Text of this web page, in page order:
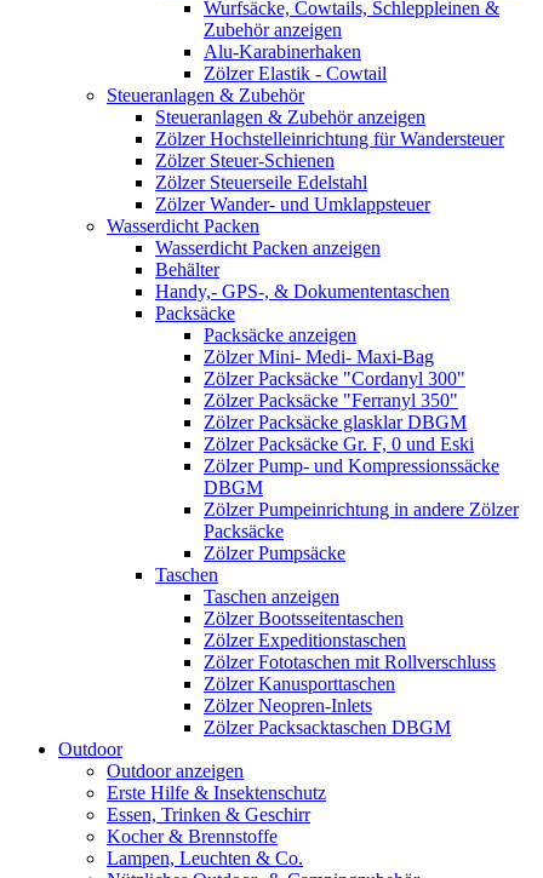
Wurfsäcke, Cowtails, Schleppleinen &
Zubehör anzeigen
Alu-Karabinerhaken
Zölzer Elastik - Cowtail
Steueranlagen & Zubehör
Steueranlagen & Zubehör anzeigen
Zölzer Hochstelleinrichtung für Wandersteuer
Zölzer Steuer-Schienen
Zölzer Steuerseile Edelstahl
Zölzer Wander- und Umklappsteuer
Wasserdicht Packen
Wasserdicht Packen anzeigen
Behälter
Handy,- GPS-, & Dokumententaschen
Packsäcke
Packsäcke anzeigen
Zölzer Mini- Medi- Maxi-Bag
Zölzer Packsäcke "Cordanyl 300"
Zölzer Packsäcke "Ferranyl 350"
Zölzer Packsäcke glasklar DBGM
Zölzer Packsäcke Gr. F, 0 und Eski
Zölzer Pump- und Kompressionssäcke
DBGM
Zölzer Pumpeinrichtung in andere Zölzer
Packsäcke
Zölzer Pumpsäcke
Taschen
Taschen anzeigen
Zölzer Bootsseitentaschen
Zölzer Expeditionstaschen
Zölzer Fototaschen mit Rollverschluss
Zölzer Kanusporttaschen
Zölzer Neopren-Inlets
Zölzer Packsacktaschen DBGM
Outdoor
Outdoor anzeigen
Erste Hilfe & Insektenschutz
Essen, Trinken & Geschirr
Kocher & Brennstoffe
Lampen, Leuchten & Co.